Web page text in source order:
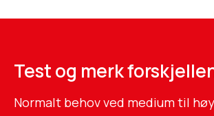
Test og merk
Normalt behov ved medium til